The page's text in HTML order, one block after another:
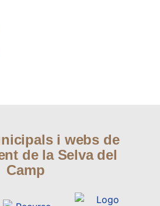
i webs de
de la Selva del
Camp